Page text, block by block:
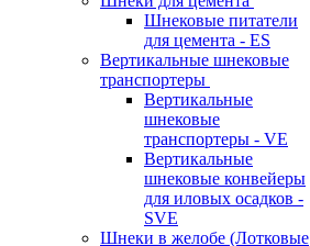
Шнековые питатели
для цемента - ES
Вертикальные шнековые
транспортеры
Вертикальные
шнековые
транспортеры - VE
Вертикальные
шнековые конвейеры
для иловых осадков -
SVE
Шнеки в желобе (Лотковые